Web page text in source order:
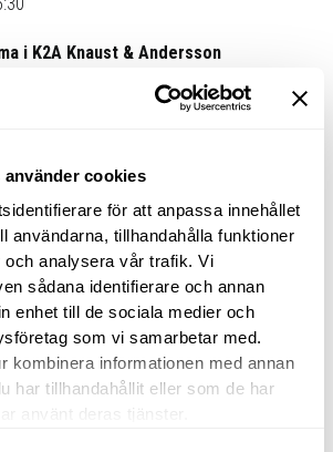
använder cookies
för att anpassa innehållet
användarna, tillhandahålla funktioner
och analysera vår trafik. Vi
sådana identifierare och annan
enhet till de sociala medier och
som vi samarbetar med.
kombinera informationen med annan
har tillhandahållit eller som de har
använt deras tjänster.
i K2A Knaust & Andersson
ägde rum den 11 februari 2026.
bolagsstämman fattade
att till ny styrelseledamot välja
740 04 50, johan.knaust@k2a.se
vd, 070-723 39 48,